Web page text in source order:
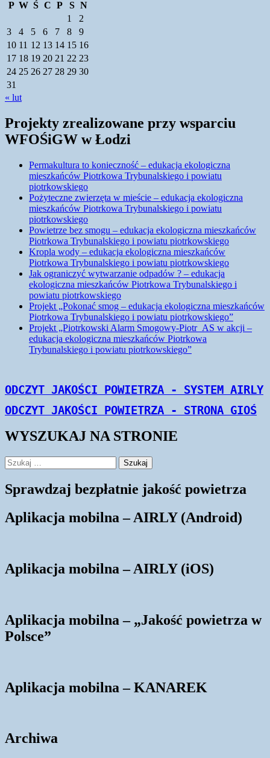
P W Ś C P S N
1
2
3
4 5 6 7 8
9
10 11 12 13 14 15 16
17 18 19 20 21 22 23
24 25 26 27 28 29 30
31
« lut
Projekty zrealizowane przy wsparciu
WFOŚiGW w Łodzi
Permakultura to konieczność – edukacja ekologiczna
mieszkańców Piotrkowa Trybunalskiego i powiatu
piotrkowskiego
Pożyteczne zwierzęta w mieście – edukacja ekologiczna
mieszkańców Piotrkowa Trybunalskiego i powiatu
piotrkowskiego
Powietrze bez smogu – edukacja ekologiczna mieszkańców
Piotrkowa Trybunalskiego i powiatu piotrkowskiego
Kropla wody – edukacja ekologiczna mieszkańców
Piotrkowa Trybunalskiego i powiatu piotrkowskiego
Jak ograniczyć wytwarzanie odpadów ? – edukacja
ekologiczna mieszkańców Piotrkowa Trybunalskiego i
powiatu piotrkowskiego
Projekt „Pokonać smog – edukacja ekologiczna mieszkańców
Piotrkowa Trybunalskiego i powiatu piotrkowskiego”
Projekt „Piotrkowski Alarm Smogowy-Piotr_AS w akcji –
edukacja ekologiczna mieszkańców Piotrkowa
Trybunalskiego i powiatu piotrkowskiego”
Monitorujemy | Informujemy | Edukujemy
WYSZUKAJ NA STRONIE
Szukaj:
Sprawdzaj bezpłatnie jakość powietrza
Aplikacja mobilna – AIRLY (Android)
Aplikacja mobilna – AIRLY (iOS)
Aplikacja mobilna – „Jakość powietrza w
Polsce”
Aplikacja mobilna – KANAREK
Archiwa